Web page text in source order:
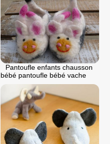
Pantoufle enfants chausson
bébé pantoufle bébé vache